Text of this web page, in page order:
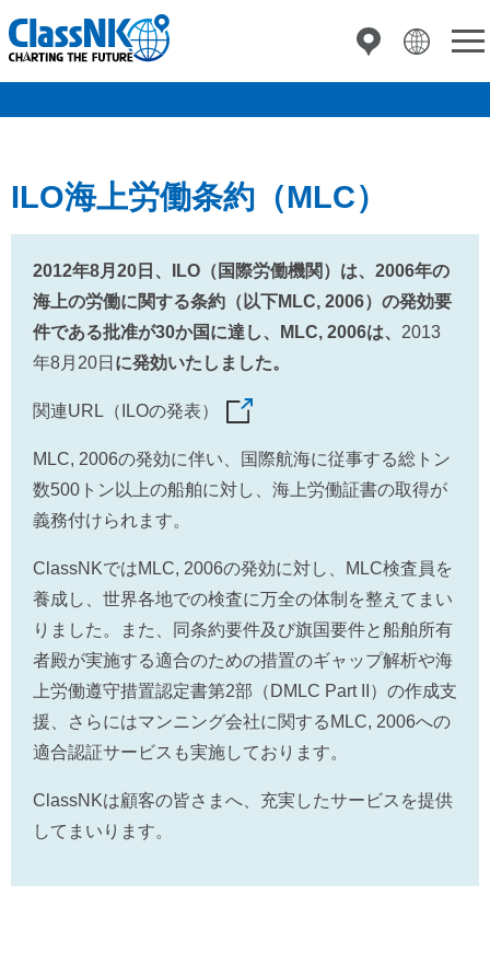
ILO海上労働条約（MLC）
2012年8月20日、ILO（国際労働機関）は、2006年の
海上の労働に関する条約（以下MLC, 2006）の発効要
件である批准が30か国に達し、MLC, 2006は、 2013
年8月20日 に発効いたしました。
関連URL（ILOの発表）
MLC, 2006の発効に伴い、国際航海に従事する総トン
数500トン以上の船舶に対し、海上労働証書の取得が
義務付けられます。
ClassNKではMLC, 2006の発効に対し、MLC検査員を
養成し、世界各地での検査に万全の体制を整えてまい
りました。また、同条約要件及び旗国要件と船舶所有
者殿が実施する適合のための措置のギャップ解析や海
上労働遵守措置認定書第2部（DMLC Part II）の作成支
援、さらにはマンニング会社に関するMLC, 2006への
適合認証サービスも実施しております。
ClassNKは顧客の皆さまへ、充実したサービスを提供
してまいります。